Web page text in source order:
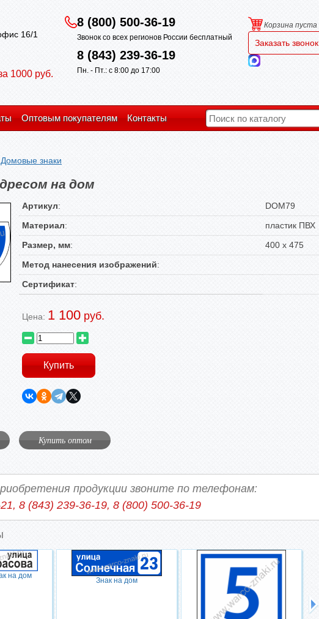
16/1
1000 руб.
8 (800) 500-36-19
Звонок со всех регионов России бесплатный
8 (843) 239-36-19
Пн. - Пт.: с 8:00 до 17:00
Корзина пуста
Заказать звонок
Оптовым покупателям Контакты
Домовые знаки
на дом
Артикул:
DOM79
Материал:
пластик ПВХ
Размер, мм:
400 х 475
Метод нанесения изображений:
Сертификат:
Цена: 1 100 руб.
Купить оптом
продукции звоните по телефонам:
8 (843) 239-36-19, 8 (800) 500-36-19
на дом
Знак на дом